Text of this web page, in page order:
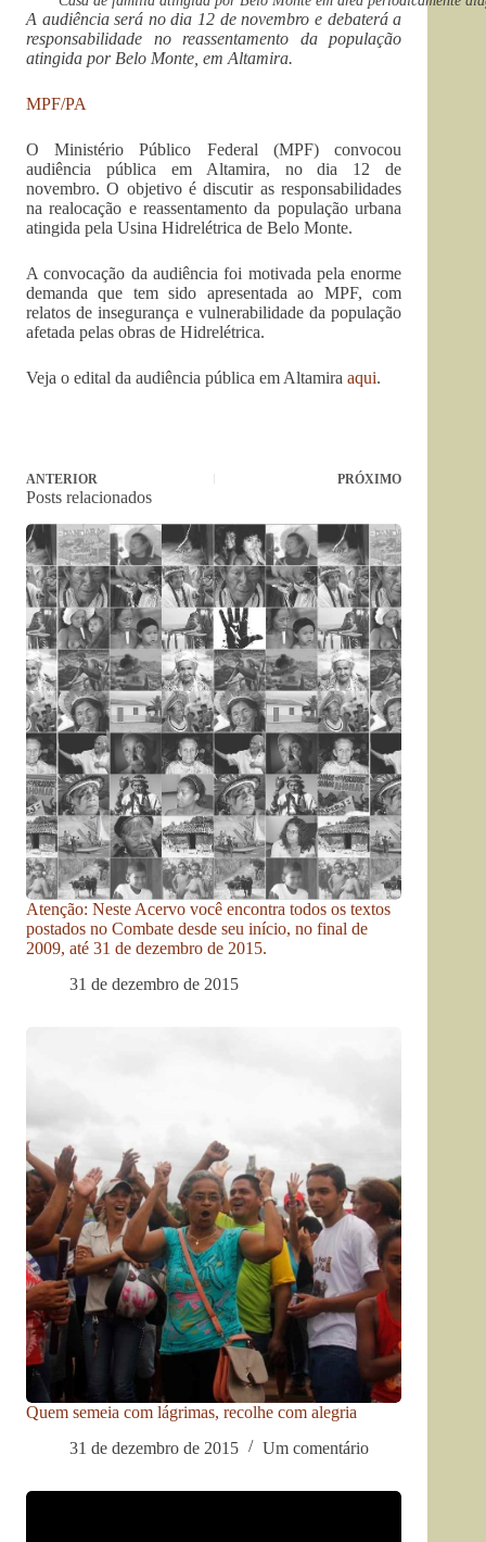
A audiência será no dia 12 de novembro e debaterá a
responsabilidade no reassentamento da população
atingida por Belo Monte, em Altamira.
MPF/PA
O Ministério Público Federal (MPF) convocou
audiência pública em Altamira, no dia 12 de
novembro. O objetivo é discutir as responsabilidades
na realocação e reassentamento da população urbana
atingida pela Usina Hidrelétrica de Belo Monte.
A convocação da audiência foi motivada pela enorme
demanda que tem sido apresentada ao MPF, com
relatos de insegurança e vulnerabilidade da população
afetada pelas obras de Hidrelétrica.
Veja o edital da audiência pública em Altamira aqui.
ANTERIOR PRÓXIMO
Posts relacionados
Atenção: Neste Acervo você encontra todos os textos
postados no Combate desde seu início, no final de
2009, até 31 de dezembro de 2015.
31 de dezembro de 2015
Quem semeia com lágrimas, recolhe com alegria
31 de dezembro de 2015
Um comentário